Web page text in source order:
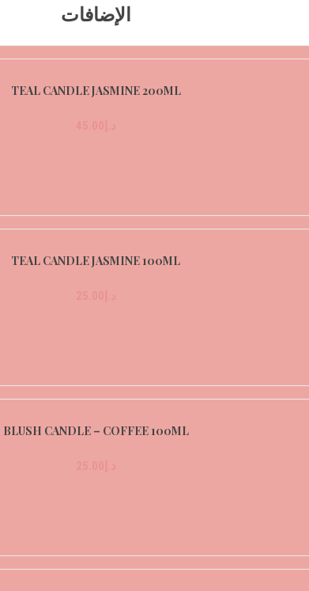
الإضافات
TEAL CANDLE JASMINE 200ML
TEAL CANDLE JASMINE 100ML
BLUSH CANDLE – COFFEE 100ML